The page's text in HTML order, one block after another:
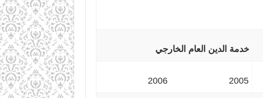
خدمة الدين العام الخارجي
2005
2006